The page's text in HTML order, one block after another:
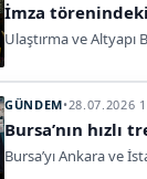
İmza
Ulaştırma ve
GÜNDEM•28.07.2026
Bursa’nın
Bursa’yı Ankara ve